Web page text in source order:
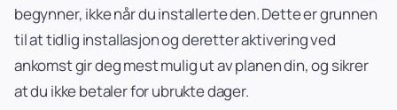
begynner, ikke når du installerte den. Dette er grunnen
til at tidlig installasjon og deretter aktivering ved
ankomst gir deg mest mulig ut av planen din, og sikrer
at du ikke betaler for ubrukte dager.